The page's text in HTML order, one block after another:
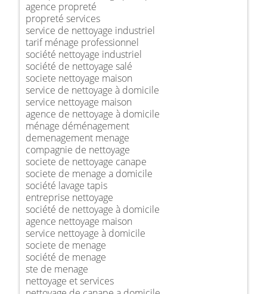
agence propreté
propreté services
service de nettoyage industriel
tarif ménage professionnel
société nettoyage industriel
société de nettoyage salé
societe nettoyage maison
service de nettoyage à domicile
service nettoyage maison
agence de nettoyage à domicile
ménage déménagement
demenagement menage
compagnie de nettoyage
societe de nettoyage canape
societe de menage a domicile
société lavage tapis
entreprise nettoyage
société de nettoyage à domicile
agence nettoyage maison
service nettoyage à domicile
societe de menage
société de menage
ste de menage
nettoyage et services